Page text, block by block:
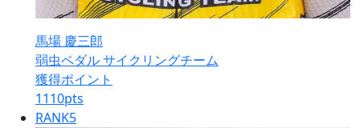
馬場 慶三郎
弱虫ペダル サイクリングチーム
獲得ポイント
1110pts
RANK5